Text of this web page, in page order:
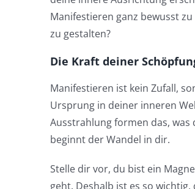
Manifestieren ganz bewusst
zu gestalten?
Die Kraft deiner
Manifestieren ist kein Zufall,
Ursprung in deiner inneren
Ausstrahlung formen das, was
beginnt der Wandel in dir.
Stelle dir vor, du bist ein
geht. Deshalb ist es so